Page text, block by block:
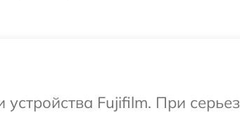
Fujifilm. При